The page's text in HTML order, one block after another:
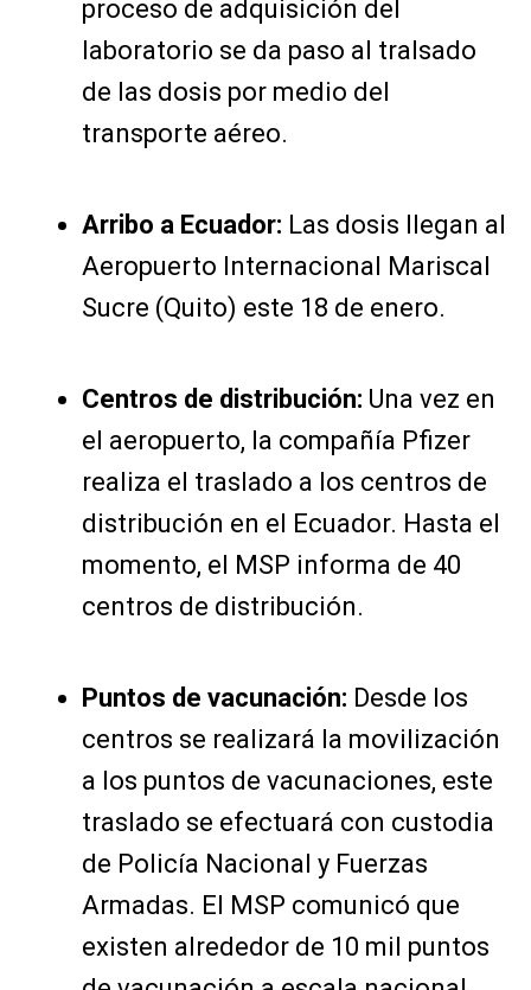
proceso de adquisición del
laboratorio se da paso al tralsado
de las dosis por medio del
transporte aéreo.
Arribo a Ecuador: Las dosis llegan al
Aeropuerto Internacional Mariscal
Sucre (Quito) este 18 de enero.
Centros de distribución: Una vez en
el aeropuerto, la compañía Pfizer
realiza el traslado a los centros de
distribución en el Ecuador. Hasta el
momento, el MSP informa de 40
centros de distribución.
Puntos de vacunación: Desde los
centros se realizará la movilización
a los puntos de vacunaciones, este
traslado se efectuará con custodia
de Policía Nacional y Fuerzas
Armadas. El MSP comunicó que
existen alrededor de 10 mil puntos